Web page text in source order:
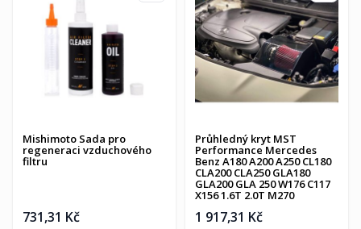
Mishimoto Sada pro
regeneraci vzduchového
filtru
731,31 Kč
Průhledný kryt MST
Performance Mercedes
Benz A180 A200 A250 CL180
CLA200 CLA250 GLA180
GLA200 GLA 250 W176 C117
X156 1.6T 2.0T M270
1 917,31 Kč